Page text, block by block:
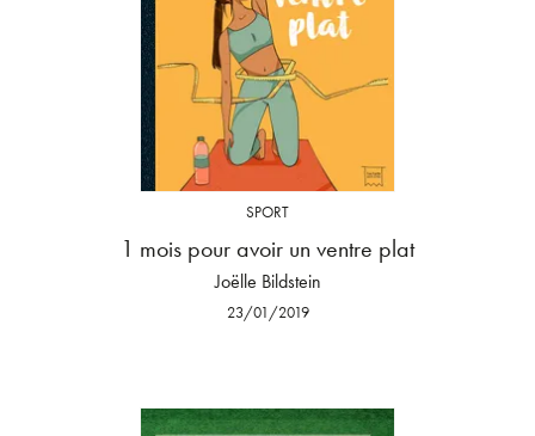
SPORT
1 mois pour avoir un ventre plat
Joëlle Bildstein
23/01/2019